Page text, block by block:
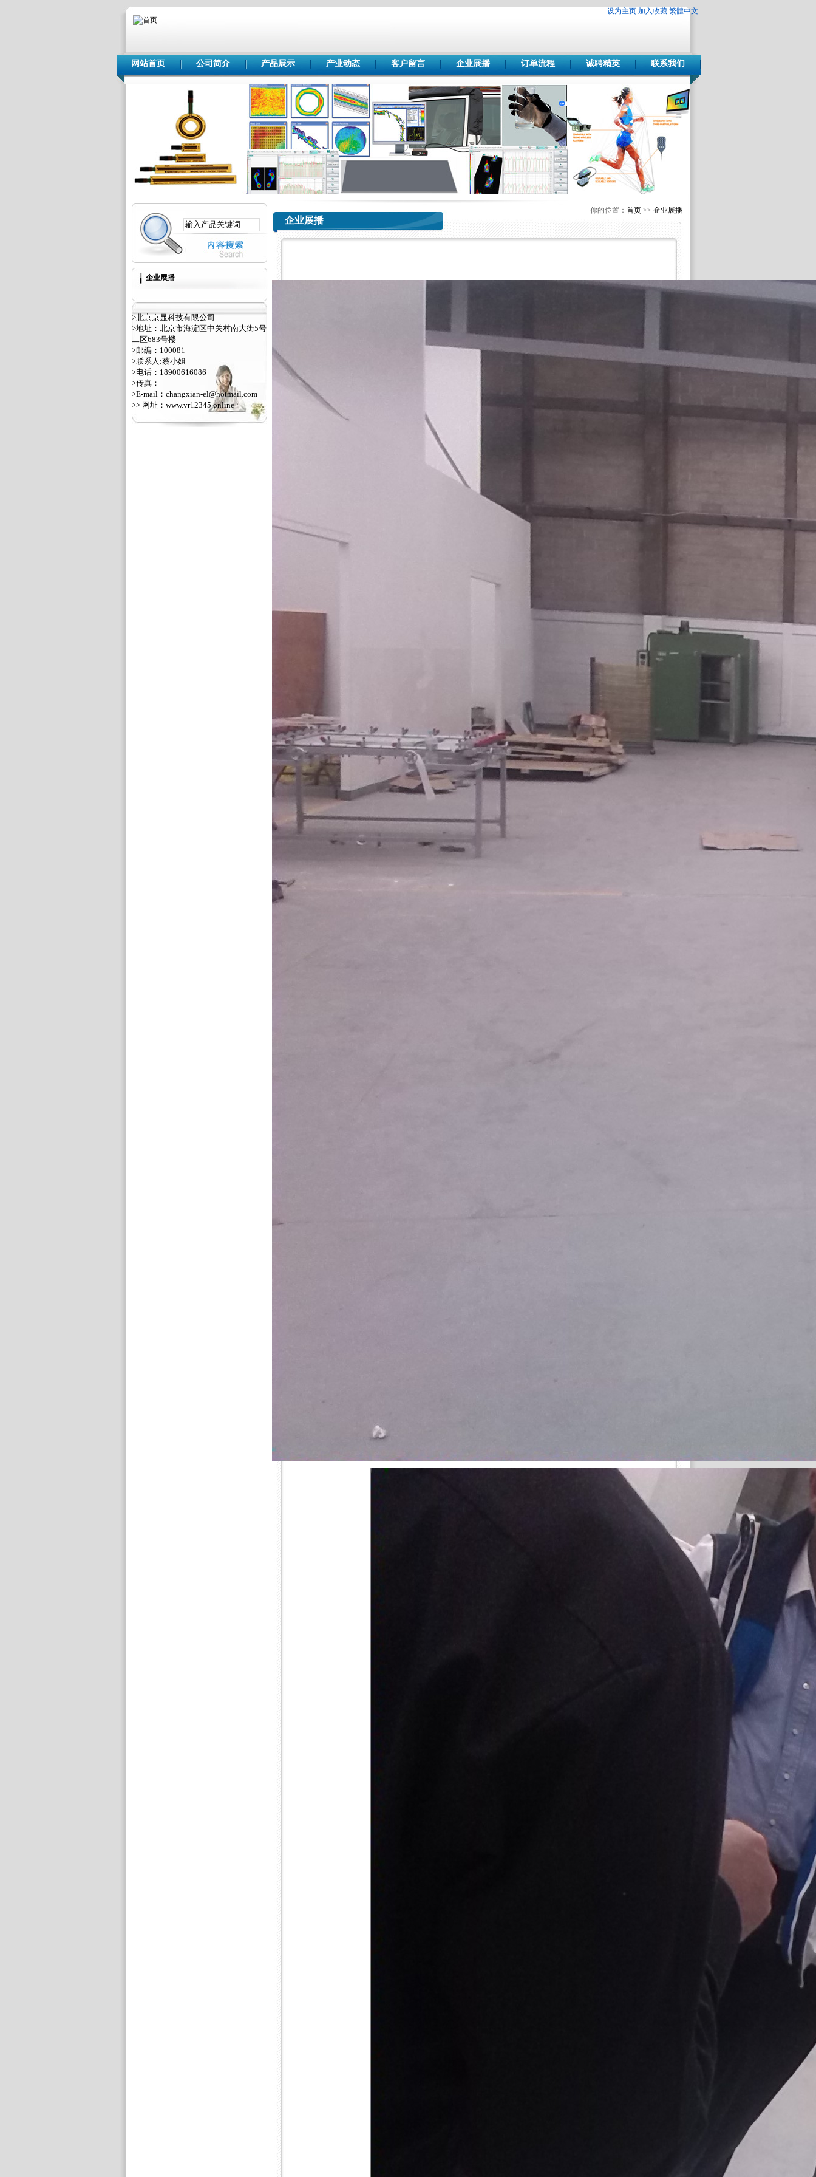
设为主页 加入收藏 繁體中文
网站首页 公司简介 产品展示 产业动态 客户留言 企业展播 订单流程 诚聘精英 联系我们
企业展播
>北京京显科技有限公司
>地址：北京市海淀区中关村南大街5号
二区683号楼
>邮编：100081
>联系人:蔡小姐
>电话：18900616086
>传真：
>E-mail：changxian-el@hotmail.com
>> 网址： www.vr12345.online
你的位置： 首页 >> 企业展播
企业展播